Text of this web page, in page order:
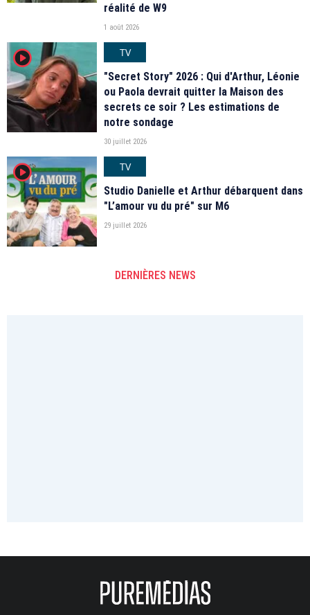
réalité de W9
1 août 2026
player2
TV
"Secret Story" 2026 : Qui d'Arthur, Léonie
ou Paola devrait quitter la Maison des
secrets ce soir ? Les estimations de
notre sondage
30 juillet 2026
player2
TV
Studio Danielle et Arthur débarquent dans
"L’amour vu du pré" sur M6
29 juillet 2026
DERNIÈRES NEWS